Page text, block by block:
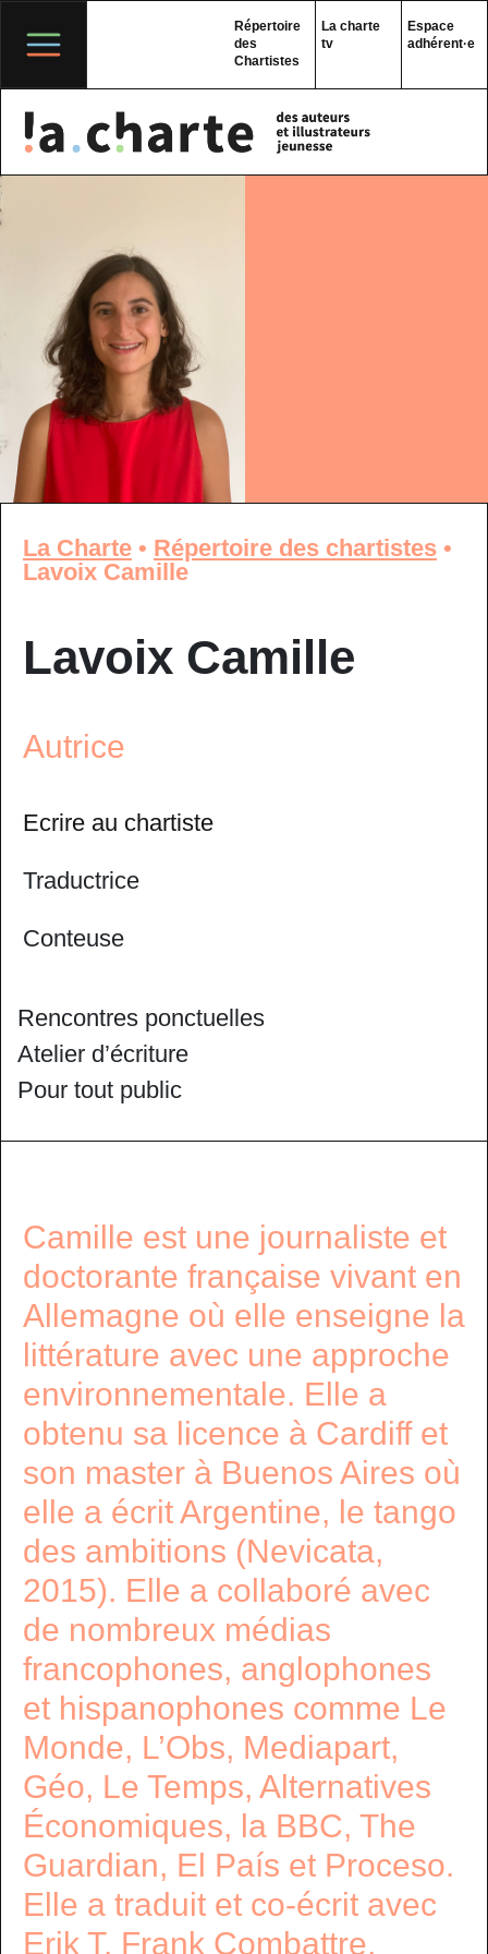
content
Répertoire
des
Chartistes
La charte
tv
Espace
adhérent·e
La Charte • Répertoire des chartistes •
Lavoix Camille
Lavoix Camille
Autrice
Ecrire au chartiste
Traductrice
Conteuse
Rencontres ponctuelles
Atelier d’écriture
Pour tout public
Camille est une journaliste et
doctorante française vivant en
Allemagne où elle enseigne la
littérature avec une approche
environnementale. Elle a
obtenu sa licence à Cardiff et
son master à Buenos Aires où
elle a écrit Argentine, le tango
des ambitions (Nevicata,
2015). Elle a collaboré avec
de nombreux médias
francophones, anglophones
et hispanophones comme Le
Monde, L’Obs, Mediapart,
Géo, Le Temps, Alternatives
Économiques, la BBC, The
Guardian, El País et Proceso.
Elle a traduit et co-écrit avec
Erik T. Frank Combattre,